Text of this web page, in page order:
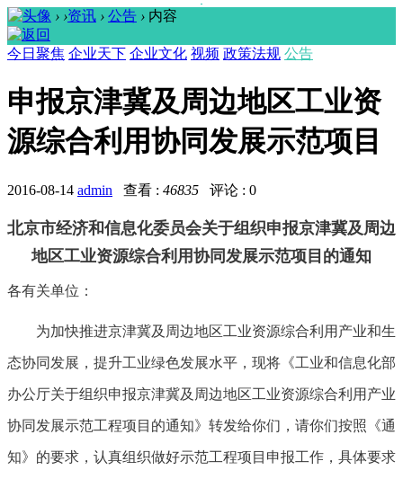
› ›资讯 › 公告 › 内容
今日聚焦 企业天下 企业文化 视频 政策法规 公告
申报京津冀及周边地区工业资
源综合利用协同发展示范项目
2016-08-14 admin 查看 : 46835 评论 : 0
北京市经济和信息化委员会关于组织申报京津冀及周边
地区工业资源综合利用协同发展示范项目的通知
各有关单位：
为加快推进京津冀及周边地区工业资源综合利用产业和生
态协同发展，提升工业绿色发展水平，现将《工业和信息化部
办公厅关于组织申报京津冀及周边地区工业资源综合利用产业
协同发展示范工程项目的通知》转发给你们，请你们按照《通
知》的要求，认真组织做好示范工程项目申报工作，具体要求